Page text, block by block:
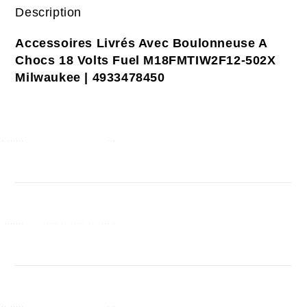
Description
Accessoires Livrés Avec Boulonneuse A
Chocs 18 Volts Fuel M18FMTIW2F12-502X
Milwaukee | 4933478450